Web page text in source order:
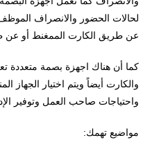
لحالات الحضور والانصراف
عن طريق الكارت الممغنط أو عن
كما أن هناك اجهزة بصمة متعددة
والكارت أيضاً ويتم اختيار
واحتياجات صاحب العمل وتوفير
مواضيع تهمك: